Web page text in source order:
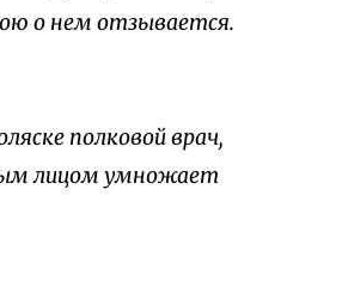
о нем отзывается.
полковой врач,
лицом умножает